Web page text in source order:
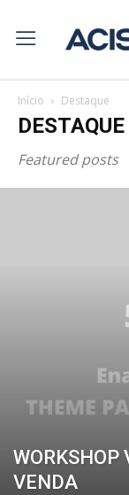
Início Destaque
DESTAQUE
Featured posts
WORKSHOP
VENDA